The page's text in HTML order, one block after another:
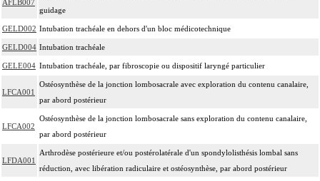
AFLB007
guidage
GELD002 Intubation trachéale en dehors d'un bloc médicotechnique
GELD004 Intubation trachéale
GELE004 Intubation trachéale, par fibroscopie ou dispositif laryngé particulier
LFCA001
Ostéosynthèse de la jonction lombosacrale avec exploration du contenu canalaire,
par abord postérieur
LFCA002
Ostéosynthèse de la jonction lombosacrale sans exploration du contenu canalaire,
par abord postérieur
LFDA001
Arthrodèse postérieure et/ou postérolatérale d'un spondylolisthésis lombal sans
réduction, avec libération radiculaire et ostéosynthèse, par abord postérieur